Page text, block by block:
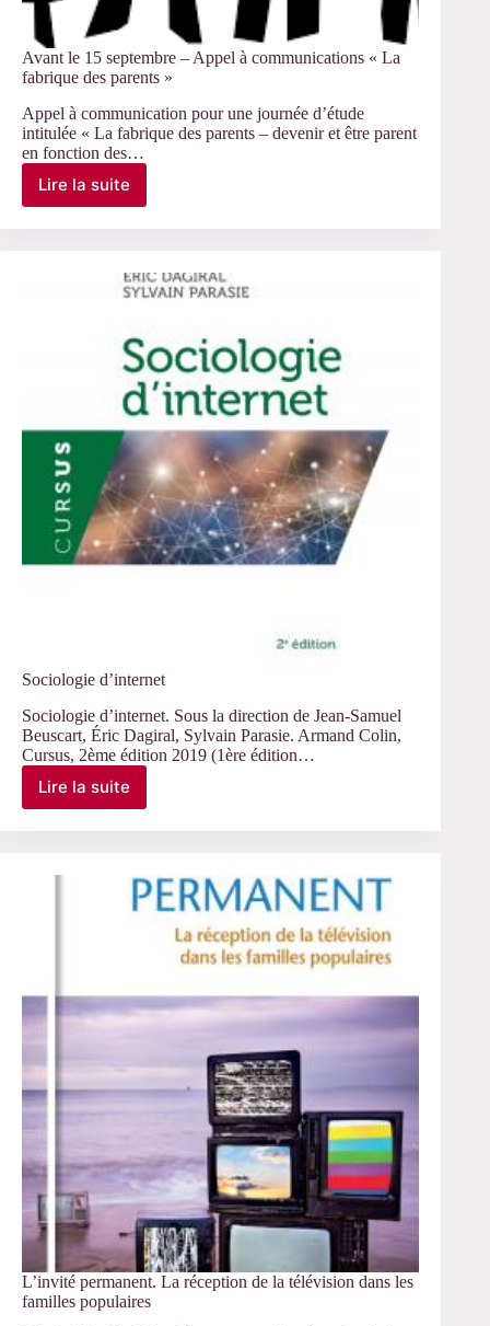
Avant le 15 septembre – Appel à communications « La
fabrique des parents »
Appel à communication pour une journée d’étude
intitulée « La fabrique des parents – devenir et être parent
en fonction des…
Lire la suite
Avant
Appel
communications
fabrique
parents »
Sociologie d’internet
Sociologie d’internet. Sous la direction de Jean-Samuel
Beuscart, Éric Dagiral, Sylvain Parasie. Armand Colin,
Cursus, 2ème édition 2019 (1ère édition…
Lire la suite
Sociologie
L’invité permanent. La réception de la télévision dans les
familles populaires